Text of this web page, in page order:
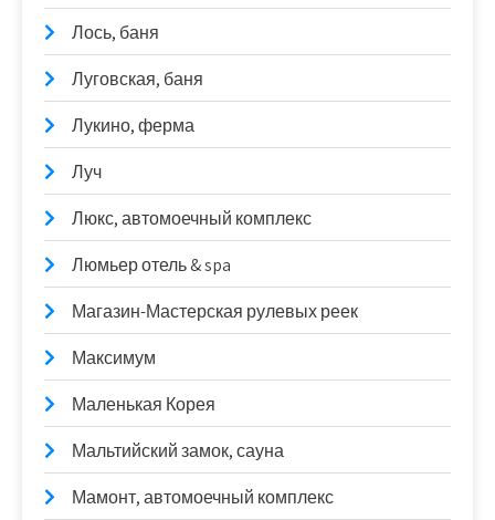
Лось, баня
Луговская, баня
Лукино, ферма
Луч
Люкс, автомоечный комплекс
Люмьер отель & spa
Магазин-Мастерская рулевых реек
Максимум
Маленькая Корея
Мальтийский замок, сауна
Мамонт, автомоечный комплекс